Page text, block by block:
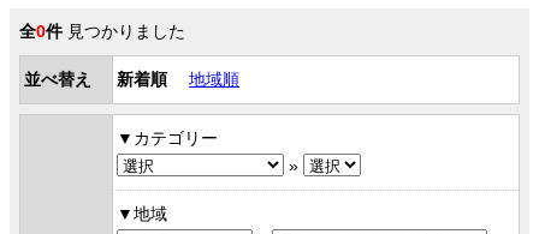
全0件 見つかりました
並べ替え 新着順 地域順
カテゴリー
»
地域